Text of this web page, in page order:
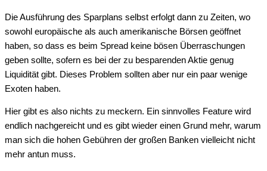
Die Ausführung des Sparplans selbst erfolgt dann zu Zeiten, wo
sowohl europäische als auch amerikanische Börsen geöffnet
haben, so dass es beim Spread keine bösen Überraschungen
geben sollte, sofern es bei der zu besparenden Aktie genug
Liquidität gibt. Dieses Problem sollten aber nur ein paar wenige
Exoten haben.
Hier gibt es also nichts zu meckern. Ein sinnvolles Feature wird
endlich nachgereicht und es gibt wieder einen Grund mehr, warum
man sich die hohen Gebühren der großen Banken vielleicht nicht
mehr antun muss.